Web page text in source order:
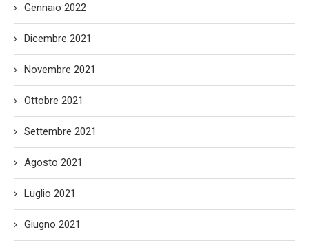
Gennaio 2022
Dicembre 2021
Novembre 2021
Ottobre 2021
Settembre 2021
Agosto 2021
Luglio 2021
Giugno 2021